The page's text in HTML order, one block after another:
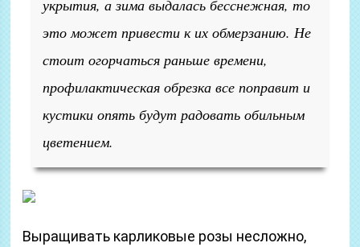
укрытия, а зима выдалась бесснежная, то
это может привести к их обмерзанию. Не
стоит огорчаться раньше времени,
профилактическая обрезка все поправит и
кустики опять будут радовать обильным
цветением.
Выращивать карликовые розы несложно,